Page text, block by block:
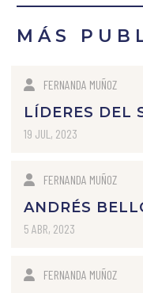
MÁS
FERNANDA MUÑOZ
LÍDERES DEL
19 JUL, 2023
FERNANDA MUÑOZ
ANDRÉS
5 ABR, 2023
FERNANDA MUÑOZ